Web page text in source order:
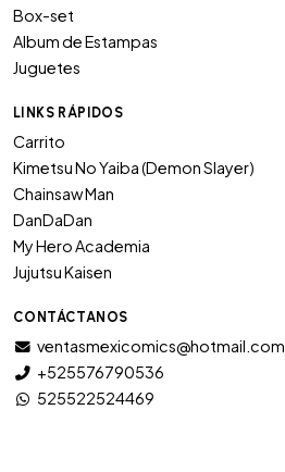
Box-set
Album de Estampas
Juguetes
LINKS RÁPIDOS
Carrito
Kimetsu No Yaiba (Demon Slayer)
Chainsaw Man
DanDaDan
My Hero Academia
Jujutsu Kaisen
CONTÁCTANOS
ventasmexicomics@hotmail.com
+525576790536
525522524469